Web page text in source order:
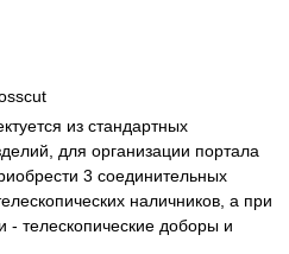
из стандартных
для организации портала
3 соединительных
наличников, а при
- телескопические доборы и